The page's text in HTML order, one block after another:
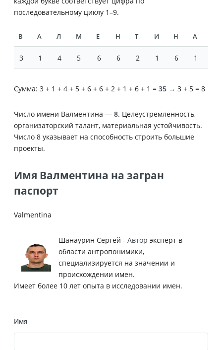
последовательному циклу 1–9.
В А Л М Е Н Т И Н А
3 1 4 5 6 6 2 1 6 1
Сумма: 3 + 1 + 4 + 5 + 6 + 6 + 2 + 1 + 6 + 1 = 35 → 3 + 5 = 8
Число имени Валментина — 8. Целеустремлённость,
организаторский талант, материальная устойчивость.
Число 8 указывает на способность строить большие
проекты.
Имя Валментина на загран
паспорт
Valmentina
Шанаурин Сергей - Автор эксперт в
области антропонимики,
специализируется на значении и
происхождении имен.
Имеет более 10 лет опыта в исследовании имен.
Имя